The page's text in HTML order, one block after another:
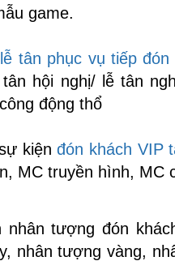
game.
lễ tân phục vụ tiếp
hội nghị/ lễ tân
động thổ
kiệnđón khách VIP
MC truyền hình,
nhân tượng đón
nhân tượng vàng,